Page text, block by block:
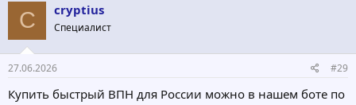
C cryptius
Специалист
27.06.2026 #29
Купить быстрый ВПН для России можно в нашем боте по